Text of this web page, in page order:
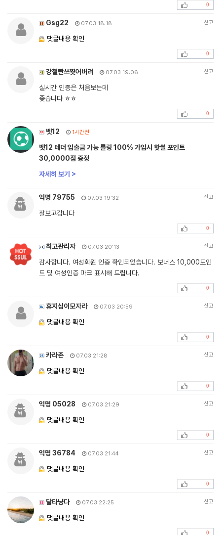
0
Gsg22 07.03 18:18 신고
댓글내용 확인
0
강철빤쓰찢어버려 07.03 19:06 신고
실시간 인증은 처음보는데
좆습니다 ㅎㅎ
0
벳12 1시간전
벳12 테더 입출금 가능 롤링 100% 가입시 핫썰 포인트
30,0000점 증정
자세히 보기 >
익명 79755 07.03 19:32 신고
잘보고갑니다
0
최고관리자 07.03 20:13 신고
감사합니다. 여성회원 인증 확인되었습니다. 보너스 10,000포인
트 및 여성인증 마크 표시해 드립니다.
0
휴지심이모자라 07.03 20:59 신고
댓글내용 확인
0
카라존 07.03 21:28 신고
댓글내용 확인
0
익명 05028 07.03 21:29 신고
댓글내용 확인
0
익명 36784 07.03 21:44 신고
댓글내용 확인
0
달타냥다 07.03 22:25 신고
댓글내용 확인
0